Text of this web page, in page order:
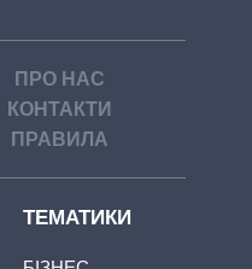
ПРО НАС
КОНТАКТИ
ПРАВИЛА
ТЕМАТИКИ